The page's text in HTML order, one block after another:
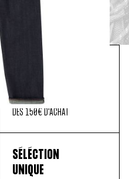
LIVRAISON
OFFERTE
EN FRANCE MÉTROPOLITAINE
DÈS 150€ D'ACHAT
SÉLÉCTION
UNIQUE